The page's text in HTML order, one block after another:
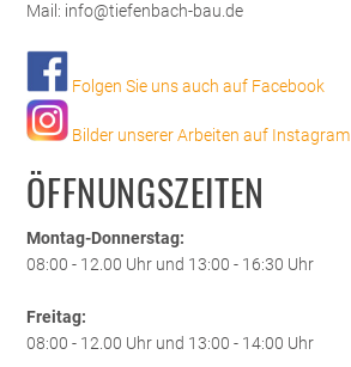
Mail: info@tiefenbach-bau.de
Folgen Sie uns auch auf Facebook
Bilder unserer Arbeiten auf Instagram
ÖFFNUNGSZEITEN
Montag-Donnerstag:
08:00 - 12.00 Uhr und 13:00 - 16:30 Uhr
Freitag:
08:00 - 12.00 Uhr und 13:00 - 14:00 Uhr